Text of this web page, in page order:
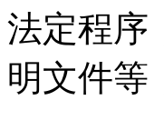
法定程序
明文件等